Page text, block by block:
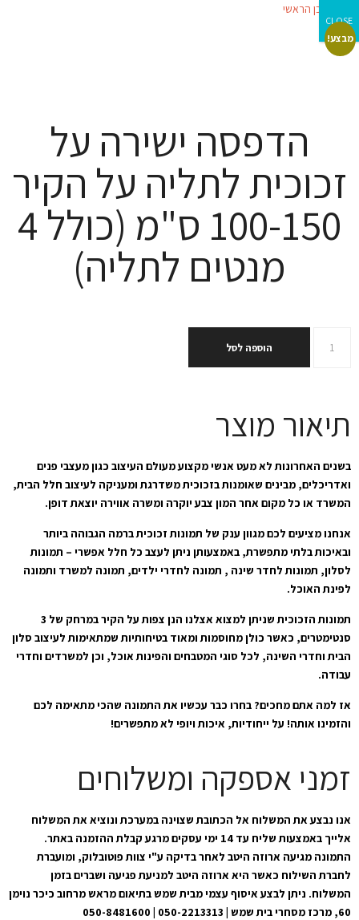
דילוג לתוכן הראשי
מבצע!
הדפסה ישירה על
זכוכית לתליה על הקיר
100-150 ס"מ (כולל 4
מנטים לתליה)
הוספה לסל
תיאור מוצר
בשנים האחרונות לא מעט אנשי מקצוע מעולם העיצוב כגון מעצבי פנים
ואדריכלים, מבינים שאומנות בזכוכית משדרגת ומעניקה לעיצוב חלל הבית,
המשרד או כל מקום אחר המון צבע יוקרה ומשרה אווירה יוצאת דופן.
אנחנו מציעים לכם מגוון ענק של תמונות זכוכית ברמה הגבוהה ביותר
ובאיכות בלתי מתפשרת, באמצעותן ניתן לעצב כל חלל אפשרי – תמונות
לסלון, תמונות לחדר שינה , תמונה לחדרי ילדים, תמונה למשרד ותמונה
לפינת האוכל.
תמונות הזכוכית שניתן למצוא אצלנו הנן צפות על הקיר במרחק של 3
סנטימטרים, כאשר כולן מחוסמות ומאוד בטיחותיות שמתאימות לעיצוב סלון
הבית וחדרי השינה, לכל סוגי המטבחים והפינות אוכל, וכן למשרדים וחדרי
עבודה.
אז למה אתם מחכים? בחרו כבר עכשיו את התמונה שהכי מתאימה לכם
והזמינו אותה! על ייחודיות, איכות ויופי לא מתפשרים!
זמני אספקה ומשלוחים
אנו נבצע את המשלוח אל הכתובת שצוינה במערכת ונוציא את המשלוח
אלייך באמצעות שליח עד 14 ימי עסקים מרגע קבלת ההזמנה באתר.
התמונה מגיעה ארוזה היטב לאחר בדיקה ע"י צוות פוטובלוק, ומועברת
לחברת השילוח כאשר היא ארוזה היטב למניעת פגיעה ושברים בזמן
המשלוח. ניתן לבצע איסוף עצמי מבית שמש בתיאום מראש מרחוב כיכר נוימן
60, מרכז מסחרי בית שמש | 050-2213313 | 050-8481600
CLOSE